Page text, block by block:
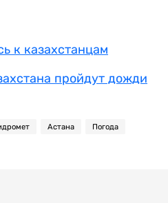
к казахстанцам
пройдут дожди
Астана Погода